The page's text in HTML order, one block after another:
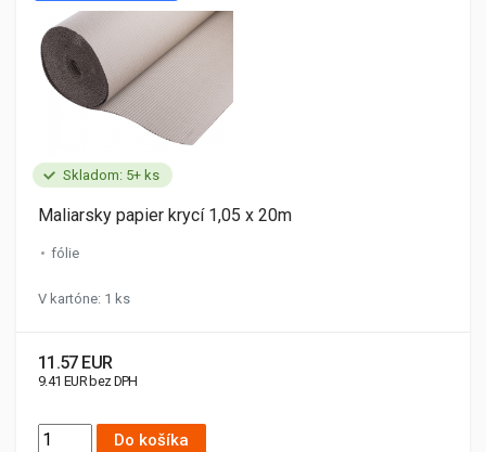
Skladom: 5+ ks
Maliarsky papier krycí 1,05 x 20m
fólie
V kartóne: 1 ks
11.57 EUR
9.41 EUR bez DPH
Do košíka